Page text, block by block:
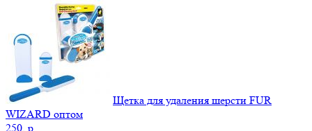
Щетка для удаления шерсти FUR
WIZARD оптом
250. p